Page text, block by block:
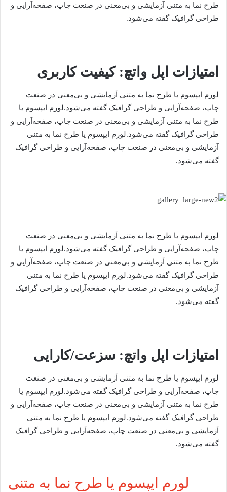
طرح‌ نما به متنی آزمایشی و بی‌معنی در صنعت چاپ، صفحه‌آرایی و
طراحی گرافیک گفته می‌شود.
امتیازات اپل واتچ: کیفیت کاربری
لورم ایپسوم یا طرح‌ نما به متنی آزمایشی و بی‌معنی در صنعت
چاپ، صفحه‌آرایی و طراحی گرافیک گفته می‌شود.لورم ایپسوم یا
طرح‌ نما به متنی آزمایشی و بی‌معنی در صنعت چاپ، صفحه‌آرایی و
طراحی گرافیک گفته می‌شود.لورم ایپسوم یا طرح‌ نما به متنی
آزمایشی و بی‌معنی در صنعت چاپ، صفحه‌آرایی و طراحی گرافیک
گفته می‌شود.
لورم ایپسوم یا طرح‌ نما به متنی آزمایشی و بی‌معنی در صنعت
چاپ، صفحه‌آرایی و طراحی گرافیک گفته می‌شود.لورم ایپسوم یا
طرح‌ نما به متنی آزمایشی و بی‌معنی در صنعت چاپ، صفحه‌آرایی و
طراحی گرافیک گفته می‌شود.لورم ایپسوم یا طرح‌ نما به متنی
آزمایشی و بی‌معنی در صنعت چاپ، صفحه‌آرایی و طراحی گرافیک
گفته می‌شود.
امتیازات اپل واتچ: سزعت/کارایی
لورم ایپسوم یا طرح‌ نما به متنی آزمایشی و بی‌معنی در صنعت
چاپ، صفحه‌آرایی و طراحی گرافیک گفته می‌شود.لورم ایپسوم یا
طرح‌ نما به متنی آزمایشی و بی‌معنی در صنعت چاپ، صفحه‌آرایی و
طراحی گرافیک گفته می‌شود.لورم ایپسوم یا طرح‌ نما به متنی
آزمایشی و بی‌معنی در صنعت چاپ، صفحه‌آرایی و طراحی گرافیک
گفته می‌شود.
لورم ایپسوم یا طرح‌ نما به متنی